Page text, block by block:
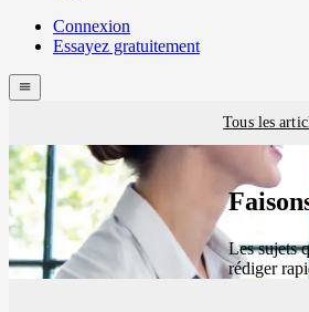
Menutech
navigation
Connexion
Essayez gratuitement
menu
Blog
Tous les
Les sujets
rédiger